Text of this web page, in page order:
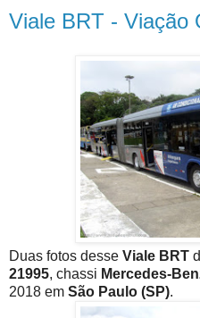
Viale BRT - Viação
Duas fotos desse Viale BRT
21995, chassi Mercedes-
2018 em São Paulo (SP).